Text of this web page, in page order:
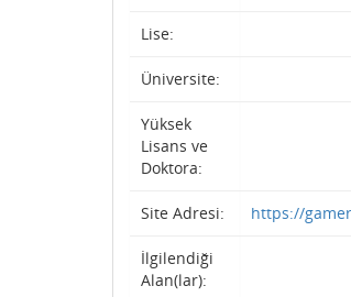
Lise:
Üniversite:
Yüksek
Lisans ve
Doktora:
Site Adresi: https://
İlgilendiği
Alan(lar):